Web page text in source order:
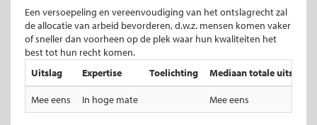
Een versoepeling en vereenvoudiging van het ontslagrecht zal
de allocatie van arbeid bevorderen, d.w.z. mensen komen vaker
of sneller dan voorheen op de plek waar hun kwaliteiten het
best tot hun recht komen.
Uitslag
Expertise Toelichting Mediaan totale uitslag
Mee eens In hoge mate Mee eens